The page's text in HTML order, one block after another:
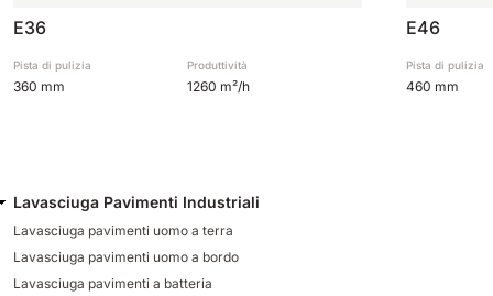
E36
Pista di pulizia
360 mm
Produttività
1260 m²/h
E46
Pista di pulizia
460 mm
Lavasciuga Pavimenti Industriali
Lavasciuga pavimenti uomo a terra
Lavasciuga pavimenti uomo a bordo
Lavasciuga pavimenti a batteria